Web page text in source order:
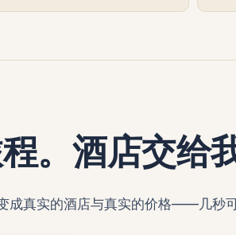
。酒店交给
成真实的酒店与真实的价格——几秒可